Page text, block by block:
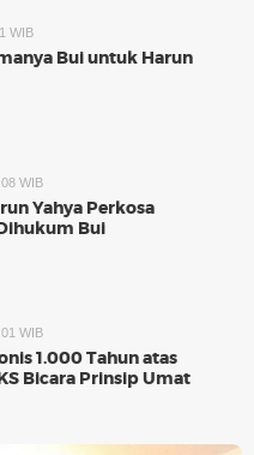
WIB
Bui untuk Harun
WIB
Yahya Perkosa
Bui
WIB
1.000 Tahun atas
Bicara Prinsip Umat